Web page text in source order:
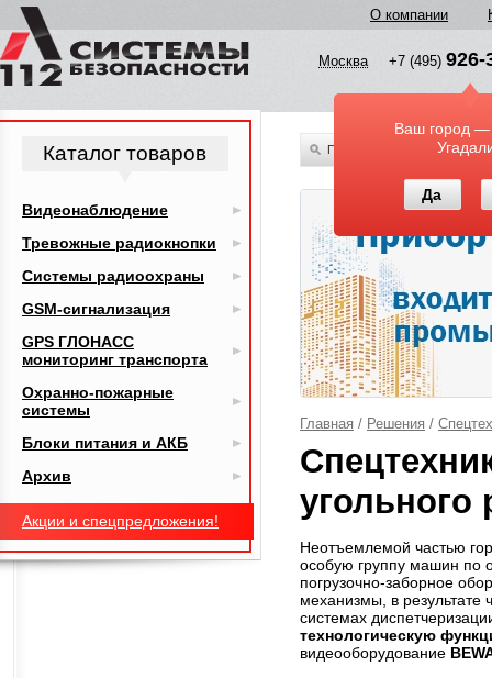
О компании
Москва +7 (495) 926-
Ваш город —
Да
По всему каталогу
Главная / Решения /
угольного
Неотъемлемой частью
особую группу машин по
погрузочно-заборное
механизмы, в результате
системах
технологическую
видеооборудование
Каталог товаров
Видеонаблюдение
Тревожные радиокнопки
Системы радиоохраны
GSM-сигнализация
GPS ГЛОНАСС
мониторинг транспорта
Охранно-пожарные
системы
Блоки питания и АКБ
Архив
Акции и спецпредложения!